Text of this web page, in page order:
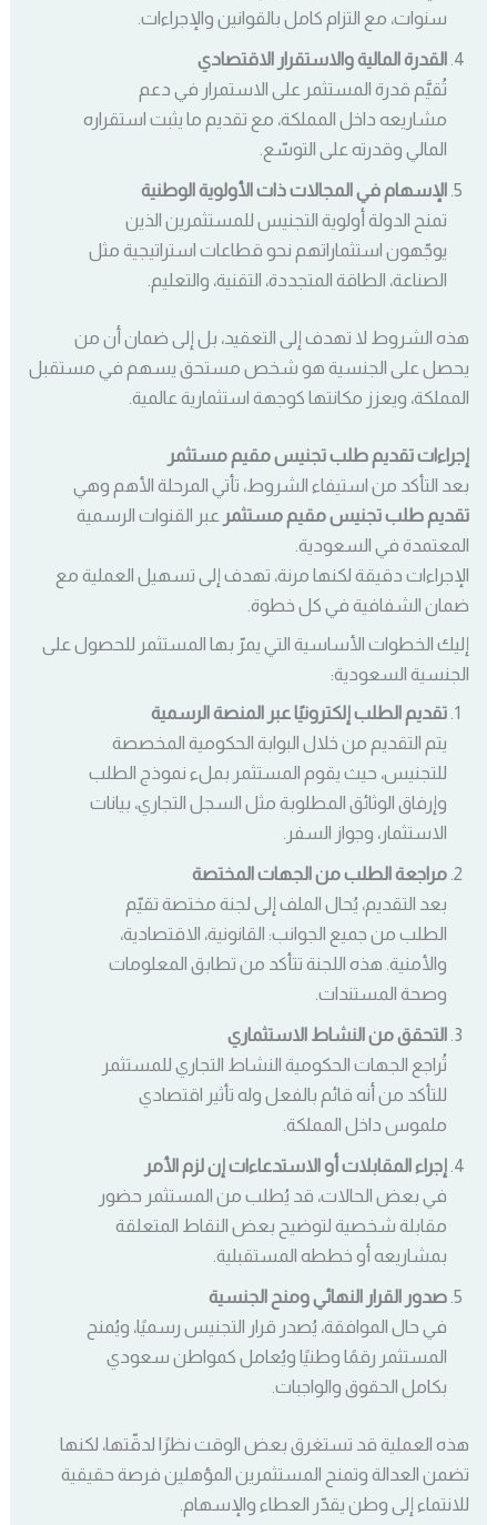
سنوات، مع التزام كامل بالقوانين والإجراءات.
القدرة المالية والاستقرار الاقتصادي
تُقيَّم قدرة المستثمر على الاستمرار في دعم
مشاريعه داخل المملكة، مع تقديم ما يثبت استقراره
المالي وقدرته على التوسّع.
الإسهام في المجالات ذات الأولوية الوطنية
تمنح الدولة أولوية التجنيس للمستثمرين الذين
يوجّهون استثماراتهم نحو قطاعات استراتيجية مثل
الصناعة، الطاقة المتجددة، التقنية، والتعليم.
هذه الشروط لا تهدف إلى التعقيد، بل إلى ضمان أن من
يحصل على الجنسية هو شخص مستحق يسهم في مستقبل
المملكة، ويعزز مكانتها كوجهة استثمارية عالمية.
إجراءات تقديم طلب تجنيس مقيم مستثمر
بعد التأكد من استيفاء الشروط، تأتي المرحلة الأهم وهي
تقديم طلب تجنيس مقيم مستثمر عبر القنوات الرسمية
المعتمدة في السعودية.
الإجراءات دقيقة لكنها مرنة، تهدف إلى تسهيل العملية مع
ضمان الشفافية في كل خطوة.
إليك الخطوات الأساسية التي يمرّ بها المستثمر للحصول على
الجنسية السعودية:
تقديم الطلب إلكترونيًا عبر المنصة الرسمية
يتم التقديم من خلال البوابة الحكومية المخصصة
للتجنيس، حيث يقوم المستثمر بملء نموذج الطلب
وإرفاق الوثائق المطلوبة مثل السجل التجاري، بيانات
الاستثمار، وجواز السفر.
مراجعة الطلب من الجهات المختصة
بعد التقديم، يُحال الملف إلى لجنة مختصة تقيّم
الطلب من جميع الجوانب: القانونية، الاقتصادية،
والأمنية. هذه اللجنة تتأكد من تطابق المعلومات
وصحة المستندات.
التحقق من النشاط الاستثماري
تُراجع الجهات الحكومية النشاط التجاري للمستثمر
للتأكد من أنه قائم بالفعل وله تأثير اقتصادي
ملموس داخل المملكة.
إجراء المقابلات أو الاستدعاءات إن لزم الأمر
في بعض الحالات، قد يُطلب من المستثمر حضور
مقابلة شخصية لتوضيح بعض النقاط المتعلقة
بمشاريعه أو خططه المستقبلية.
صدور القرار النهائي ومنح الجنسية
في حال الموافقة، يُصدر قرار التجنيس رسميًا، ويُمنح
المستثمر رقمًا وطنيًا ويُعامل كمواطن سعودي
بكامل الحقوق والواجبات.
هذه العملية قد تستغرق بعض الوقت نظرًا لدقّتها، لكنها
تضمن العدالة وتمنح المستثمرين المؤهلين فرصة حقيقية
للانتماء إلى وطن يقدّر العطاء والإسهام.